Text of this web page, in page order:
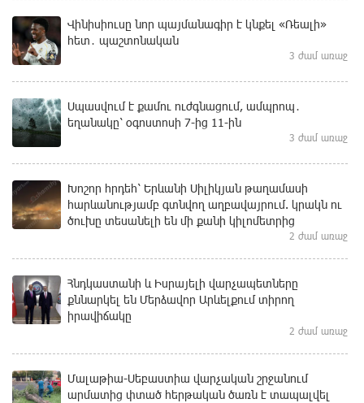
Վինիսիուսը նոր պայմանագիր է կնքել «Ռեալի»
հետ․ պաշտոնական
3 ժամ առաջ
Սպասվում է քամու ուժգնացում, ամպրոպ․
եղանակը՝ օգոստոսի 7-ից 11-ին
3 ժամ առաջ
Խոշոր հրդեհ՝ Երևանի Սիլիկյան թաղամասի
հարևանությամբ գտնվող աղբավայրում. կրակն ու
ծուխը տեսանելի են մի քանի կիլոմետրից
2 ժամ առաջ
Հնդկաստանի և Իսրայելի վարչապետները
քննարկել են Մերձավոր Արևելքում տիրող
իրավիճակը
2 ժամ առաջ
Մալաթիա-Սեբաստիա վարչական շրջանում
արմատից փտած հերթական ծառն է տապալվել